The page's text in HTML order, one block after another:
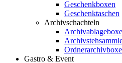
Geschenkboxen
Geschenktaschen
Archivschachteln
Gastro & Event